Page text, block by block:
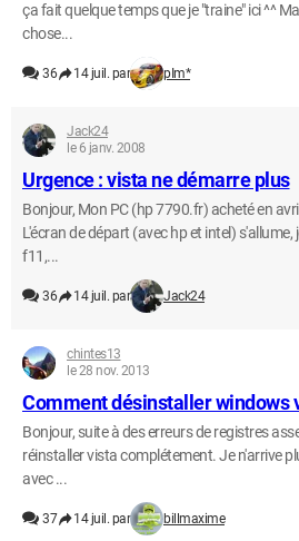
ça fait quelque temps que je "traine" ici ^^
chose...
36 14 juil. par pIm*
Jack24
le 6 janv. 2008
Urgence : vista ne démarre plus
Bonjour, Mon PC (hp 7790.fr) acheté en
L'écran de départ (avec hp et intel)
f11,...
36 14 juil. par Jack24
chintes13
le 28 nov. 2013
Comment désinstaller windows
Bonjour, suite à des erreurs de registres
réinstaller vista complétement. Je n'arrive
avec ...
37 14 juil. par billmaxime